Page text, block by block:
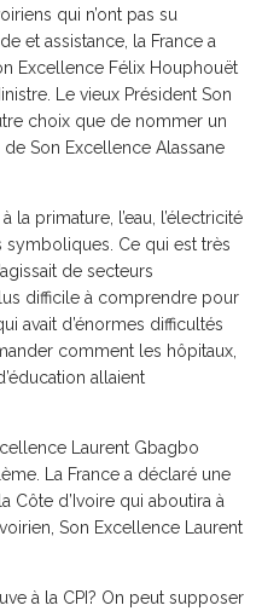
qui n’ont pas su
et assistance, la France a
Excellence Félix Houphouët
Le vieux Président Son
choix que de nommer un
Son Excellence Alassane
la primature, l’eau, l’électricité
symboliques. Ce qui est très
de secteurs
difficile à comprendre pour
avait d’énormes difficultés
comment les hôpitaux,
allaient
Laurent Gbagbo
La France a déclaré une
Côte d’Ivoire qui aboutira à
Son Excellence Laurent
à la CPI? On peut supposer